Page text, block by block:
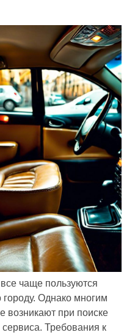
чаще пользуются
Однако многим
возникают при поиске
Требования к